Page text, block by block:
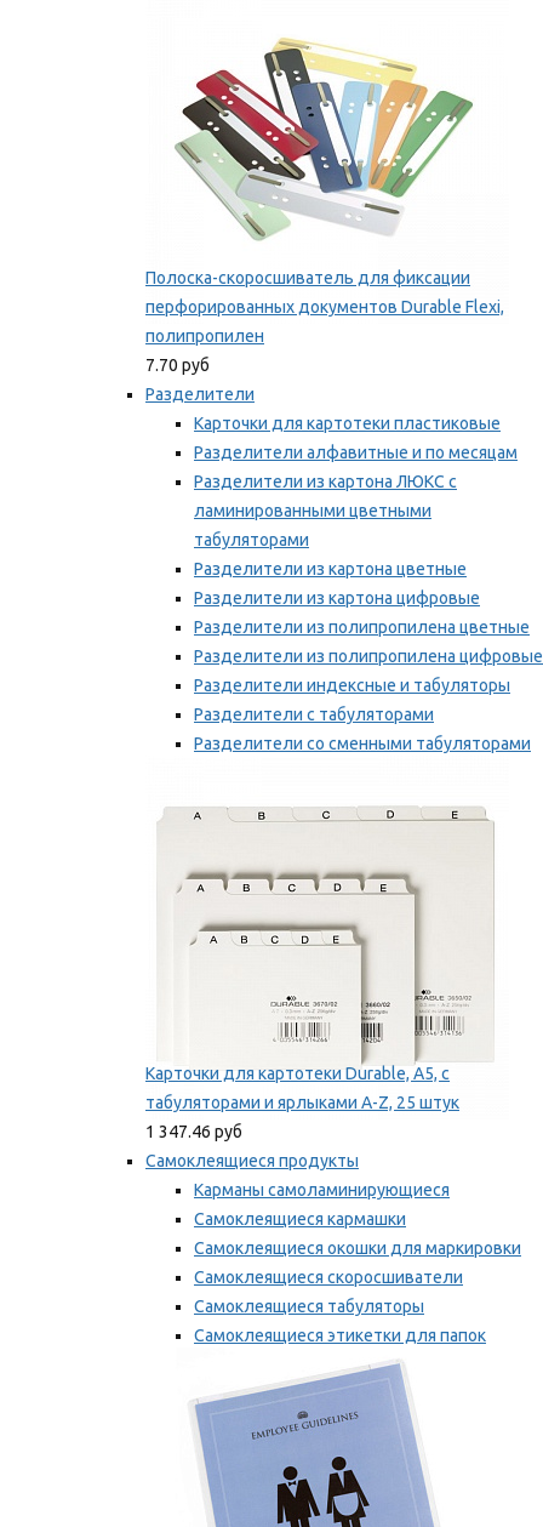
Полоска-скоросшиватель для фиксации
перфорированных документов Durable Flexi,
полипропилен
7.70 руб
Разделители
Карточки для картотеки пластиковые
Разделители алфавитные и по месяцам
Разделители из картона ЛЮКС с
ламинированными цветными
табуляторами
Разделители из картона цветные
Разделители из картона цифровые
Разделители из полипропилена цветные
Разделители из полипропилена цифровые
Разделители индексные и табуляторы
Разделители с табуляторами
Разделители со сменными табуляторами
Карточки для картотеки Durable, A5, с
табуляторами и ярлыками A-Z, 25 штук
1 347.46 руб
Самоклеящиеся продукты
Карманы самоламинирующиеся
Самоклеящиеся кармашки
Самоклеящиеся окошки для маркировки
Самоклеящиеся скоросшиватели
Самоклеящиеся табуляторы
Самоклеящиеся этикетки для папок
Таблички для маркировки
Мы рекомендуем